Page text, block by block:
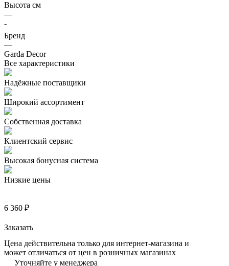
Высота см
—
-
Бренд
—
Garda Decor
Все характеристики
Надёжные поставщики
Широкий ассортимент
Собственная доставка
Клиентский сервис
Высокая бонусная система
Низкие цены
6 360 ₽
Заказать
Цена действительна только для интернет-магазина и
может отличаться от цен в розничных магазинах
Уточняйте у менеджера